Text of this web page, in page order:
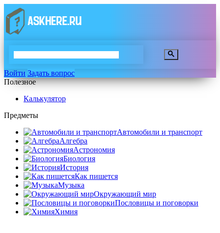
Войти Задать вопрос
Полезное
Калькулятор
Предметы
Автомобили и транспорт
Алгебра
Астрономия
Биология
История
Как пишется
Музыка
Окружающий мир
Пословицы и поговорки
Химия